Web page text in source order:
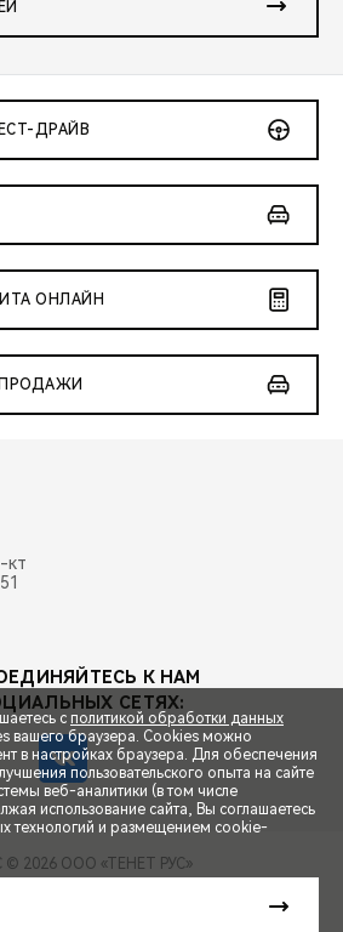
ДРАЙВ
ДРАЙВ
ОНЛАЙН
кт
К НАМ
СЕТЯХ:
© 2026 ООО «ТЕНЕТ РУС»
с политикой обработки данных
вашего браузера. Cookies можно
в настройках браузера. Для обеспечения
пользовательского опыта на сайте
веб-аналитики (в том числе
использование сайта, Вы соглашаетесь
технологий и размещением cookie-